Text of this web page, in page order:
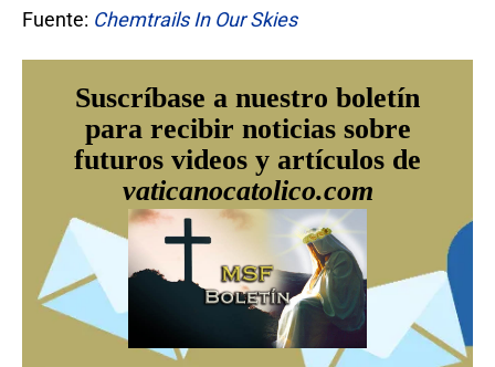
Fuente: Chemtrails In Our Skies
Suscríbase a nuestro boletín
para recibir noticias sobre
futuros videos y artículos de
vaticanocatolico.com